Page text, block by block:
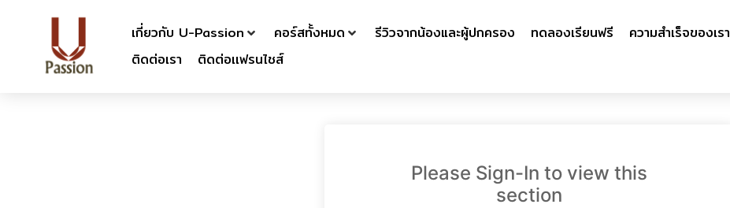
เกี่ยวกับ U-Passion คอร์สทั้งหมด รีวิวจากน้องและผู้ปกครอง ทดลองเรียนฟรี ความสำเร็จของเรา
ติดต่อเรา
ติดต่อเเฟรนไชส์
Please Sign-In to view this
section